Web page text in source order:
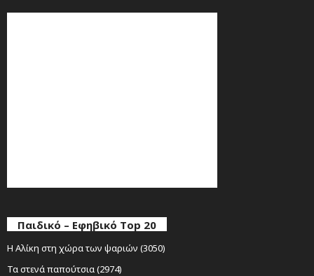
Παιδικό – Εφηβικό Top 20
Η Αλίκη στη χώρα των ψαριών (3050)
Τα στενά παπούτσια (2974)